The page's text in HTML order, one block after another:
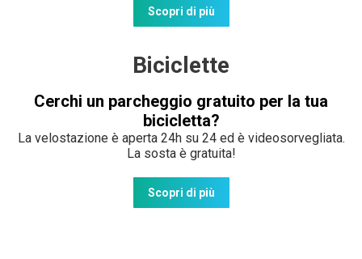
Scopri di più
Biciclette
Cerchi un parcheggio gratuito per la tua
bicicletta?
La velostazione è aperta 24h su 24 ed è videosorvegliata.
La sosta è gratuita!
Scopri di più